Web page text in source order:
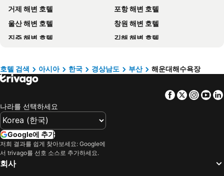
팔레드시즈
Fairfield by Marriott Busan
Grand Josun Busan
Gwanganli Hotel 1
플레아 드 블랑
토요코인 부산 서면
Best Louis Hamilton Hotel Haeundae
LALA VIANCO BUSINESS Hotel
Kolon Seacloud Hotel
Hound Hotel Seomyeon
마리안느 호텔
Hotel Prima
Travelodge Suites Busan Centum
부산 비즈니스 호텔
Suncloud Hotel
거제 해변 호텔
포항 해변 호텔
울산 해변 호텔
창원 해변 호텔
진주 해변 호텔
김해 해변 호텔
경산 해변 호텔
밀양 해변 호텔
고성 해변 호텔
함안 해변 호텔
호텔 검색 아시아 한국 경상남도 부산 해운대해수욕장
Facebook
Twitter
나라를 선택하세요
Google에 추가
저희 결과를 쉽게 찾아보세요: Google에
서 trivago를 선호 소스로 추가하세요.
회사